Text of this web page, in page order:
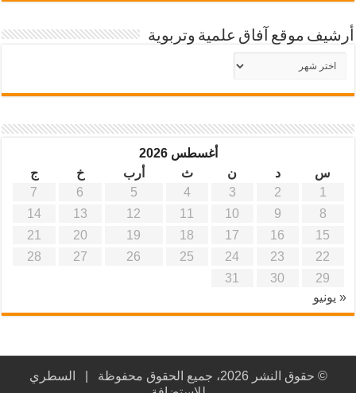
أرشيف موقع آفاق علمية وتربوية
أرشيف
موقع
آفاق
أغسطس 2026
س
د ن ث أرب خ
ج
1
2
3
4
5
6
7
8
9
10
11
12
13
14
15
16
17
18
19
20
21
22
23
24
25
26
27
28
29
30
31
« يونيو
© حقوق النشر 2026، جميع الحقوق محفوظة |
السطري